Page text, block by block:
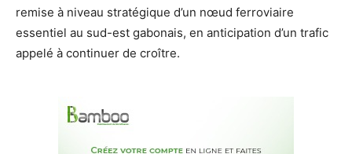
remise à niveau stratégique d’un nœud ferroviaire
essentiel au sud-est gabonais, en anticipation d’un trafic
appelé à continuer de croître.